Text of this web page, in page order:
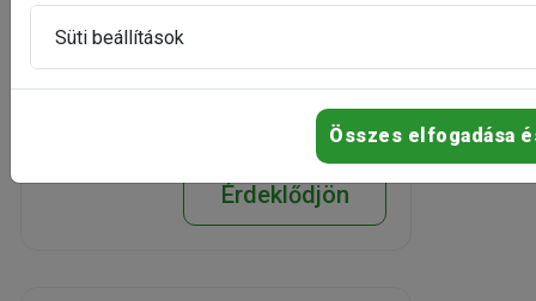
Csak személyes átvétel
Érdeklődjön
Süti beállítások
Összes elfogadása